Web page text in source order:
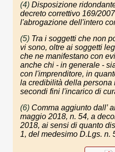
(4) Disposizione
decreto correttivo 169/
l'abrogazione dell'intero
(5) Tra i soggetti che non
vi sono, oltre ai soggetti
che ne manifestano con
anche chi - in generale -
con l'imprenditore, in
la credibilità della persona
secondi fini l'incarico di
(6) Comma aggiunto dall’
maggio 2018, n. 54, a
2018, ai sensi di quanto
1, del medesimo D.Lgs. n.